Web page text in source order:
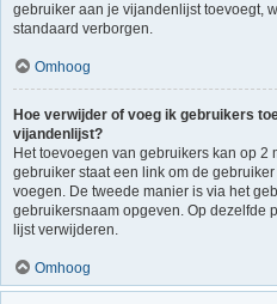
gebruiker aan je vijandenlijst toevoegt,
standaard verborgen.
Omhoog
Hoe verwijder of voeg ik gebruikers
vijandenlijst?
Het toevoegen van gebruikers kan op 2
gebruiker staat een link om de
voegen. De tweede manier is via het
gebruikersnaam opgeven. Op dezelfde
lijst verwijderen.
Omhoog